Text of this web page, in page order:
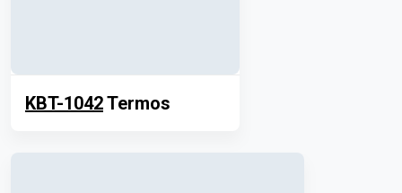
KBT-1042Termos